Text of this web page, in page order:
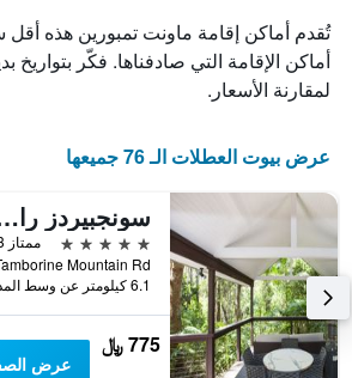
الذي
يعرض
أيام
الأسبوع.
التالي
محور
Y
الذي
يعرض
متوسط
سعر
غرفة
تُقدم أماكن إقامة ماونت تمبورين هذه أقل
أماكن الإقامة التي صادفناها. فكّر بتواريخ
لمقارنة الأسعار.
عرض بيوت العطلات الـ 76 جميعها
سونجبيردز
5 نجوم
ممتاز 8.3
6.1 كيلومتر عن وسط المدينة
775 ﷼
عرض